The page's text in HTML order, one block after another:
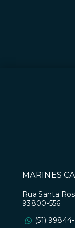
MARINES
Rua Santa
93800-556
(51)